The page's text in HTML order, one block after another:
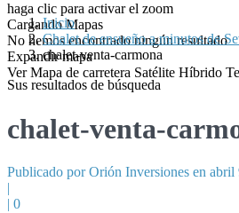
haga clic para activar el zoom
Cargando Mapas
No hemos encontrado ningún resultado
Expandir mapa
Ver Mapa de carretera Satélite Híbrido
Inicio
Chalet de ensueño a minutos de
chalet-venta-carmona
Sus resultados de búsqueda
chalet-venta-
Publicado por Orión Inversiones en abril
|
| 0